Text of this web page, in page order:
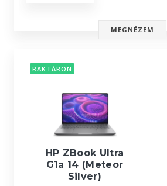
MEGNÉZEM
RAKTÁRON
HP ZBook Ultra
G1a 14 (Meteor
Silver)